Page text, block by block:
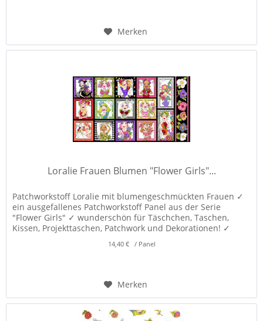
Merken
Loralie Frauen Blumen "Flower Girls"...
Patchworkstoff Loralie mit blumengeschmückten Frauen ✓
ein ausgefallenes Patchworkstoff Panel aus der Serie
"Flower Girls" ✓ wunderschön für Täschchen, Taschen,
Kissen, Projekttaschen, Patchwork und Dekorationen! ✓
14,40 € / Panel
Merken